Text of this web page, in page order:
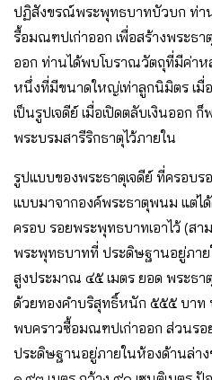
ปฏิสังขรณ์พระพุทธบาทบัวบก ท่าน
รื้อมณฑปเก่าออก เพื่อสร้างพระธ
ออก ท่านได้พบโบราณวัตถุที่มีค่า
หนึ่งที่มีขนาดใหญ่เท่าลูกนิมิตร เ
เป็นรูปเจดีย์ เมื่อเปิดตลับเงินออก
พระบรมสารีริกธาตุไว้ภายใน
รูปแบบของพระธาตุเจดีย์ ที่ครอบ
แบบมาจากองค์พระธาตุพนม แต่ไ
ครอบ รอยพระพุทธบาทเอาไว้ (สา
พระพุทธบาทที่ ประดิษฐานอยู่ภาย
สูงประมาณ ๔๕ เมตร ยอด พระธา
ด้วยทองคําบริสุทธิ์หนัก ๕๕๕ บาท
พบคราวซื้อมณฑปเก่าออก ส่วนร
ประดิษฐานอยู่ภายในห้องด้านล่า